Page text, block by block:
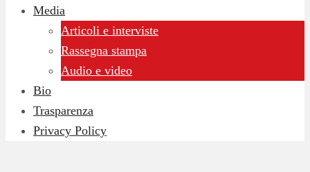
Media
Articoli e interviste
Rassegna stampa
Audio e video
Bio
Trasparenza
Privacy Policy